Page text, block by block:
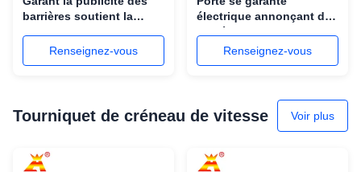
barrières soutient la
des visages de plaque
minéralogique
Renseignez-vous
électrique annonçant des
barrières moteur sans
brosse de C.C de bras de
longueur de 2.5m - de 4m
Renseignez-vous
Tourniquet de créneau de vitesse Voir plus